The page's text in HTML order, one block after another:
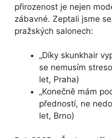
přirozenost je nejen
zábavné. Zeptali jsme
pražských salonech:
„Díky skunkhair
se nemusím
let, Praha)
„Konečně mám
předností, ne
let, Brno)